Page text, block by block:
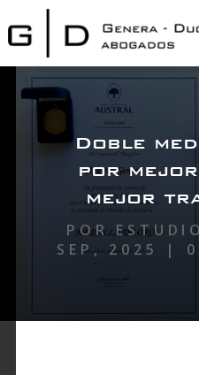
Doble
por
mejor
POR
SEP, 2025
|